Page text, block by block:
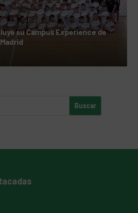
su Campus Experience de